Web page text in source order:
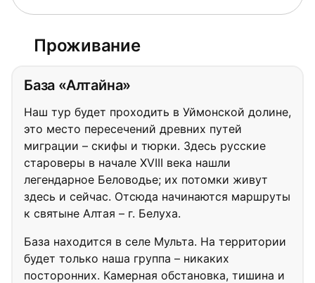
Проживание
База «Алтайна»
Наш тур будет проходить в Уймонской долине,
это место пересечений древних путей
миграции – скифы и тюрки. Здесь русские
староверы в начале XVIII века нашли
легендарное Беловодье; их потомки живут
здесь и сейчас. Отсюда начинаются маршруты
к святыне Алтая – г. Белуха.
База находится в селе Мульта. На территории
будет только наша группа – никаких
посторонних. Камерная обстановка, тишина и